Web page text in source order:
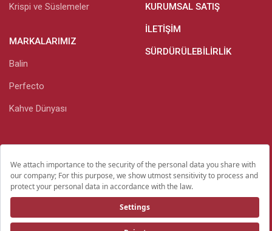
Krispi ve Süslemeler
MARKALARIMIZ
Balin
Perfecto
Kahve Dünyası
KURUMSAL SATIŞ
İLETIŞIM
SÜRDÜRÜLEBILIRLIK
Kişisel Verilerin Korunması
Yatırımcı İlişkileri
Yasal Bilgiler Ve Gizlilik Bildirimi